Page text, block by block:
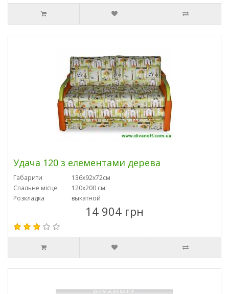
Удача 120 з елементами дерева
Габарити
136х92х72см
Спальне місце
120х200 см
Розкладка
выкатной
14 904 грн